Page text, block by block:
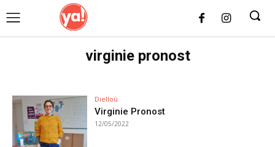
virginie pronost
Dielloù
Virginie Pronost
12/05/2022